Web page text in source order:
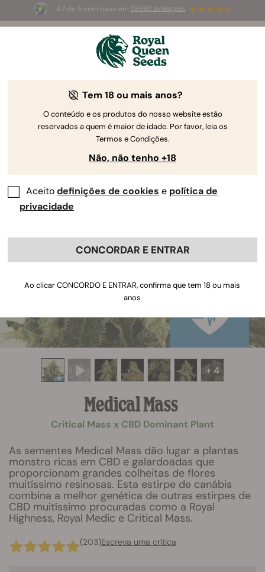
4.7 de 5 com base em 58690 avaliações
3 sementes White Widow Auto
+ 4
Medical Mass
Critical Mass x CBD Dominant Plant
As sementes Medical Mass dão lugar a plantas
monstro ricas em CBD e galardoadas que
proporcionam grandes colheitas de flores
muitíssimo resinosas. Esta estirpe de canábis
combina a melhor genética de outras estirpes de
CBD muitíssimo procuradas como a Royal
Highness, Royal Medic e Critical Mass.
(203)Escreva uma crítica
Tem 18 ou mais anos?
O conteúdo e os produtos do nosso website estão
reservados a quem é maior de idade. Por favor, leia os
Termos e Condições.
Não, não tenho +18
Aceitodefinições de cookies e política de
privacidade
CONCORDAR E ENTRAR
Ao clicar CONCORDO E ENTRAR, confirma que tem 18 ou mais
anos